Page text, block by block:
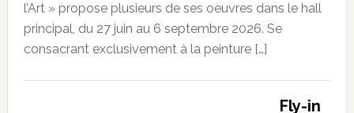
l’Art » propose plusieurs de ses oeuvres dans le hall
principal, du 27 juin au 6 septembre 2026. Se
consacrant exclusivement à la peinture […]
Fly-in